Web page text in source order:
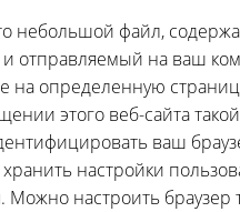
небольшой файл,
и отправляемый на ваш
на определенную
этого веб-сайта
ваш
настройки
Можно настроить браузер